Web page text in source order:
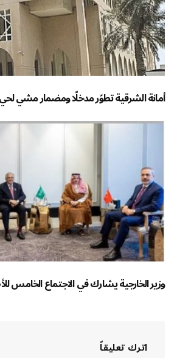
أمانة الشرقية تطوّر مدخلًا ومضمار مشي
وزير الخارجية يشارك في الاجتماع الخامس
اترك تعليقاً